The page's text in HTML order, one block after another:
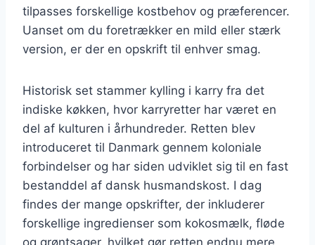
tilpasses forskellige kostbehov og præferencer.
Uanset om du foretrækker en mild eller stærk
version, er der en opskrift til enhver smag.
Historisk set stammer kylling i karry fra det
indiske køkken, hvor karryretter har været en
del af kulturen i århundreder. Retten blev
introduceret til Danmark gennem koloniale
forbindelser og har siden udviklet sig til en fast
bestanddel af dansk husmandskost. I dag
findes der mange opskrifter, der inkluderer
forskellige ingredienser som kokosmælk, fløde
og grøntsager, hvilket gør retten endnu mere